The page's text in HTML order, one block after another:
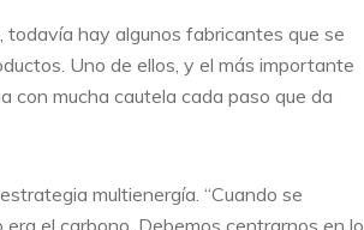
hay algunos fabricantes que se
Uno de ellos, y el más importante
con mucha cautela cada paso que da
multienergía. “Cuando se
era el carbono. Debemos centrarnos en lo